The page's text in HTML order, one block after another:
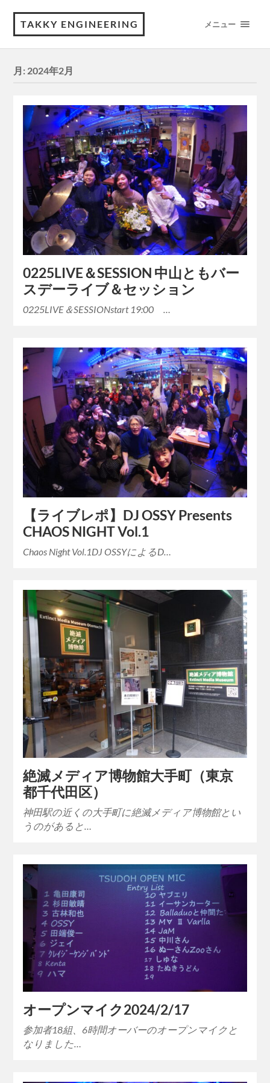
TAKKY ENGINEERING メニュー
月: 2024年2月
0225LIVE＆SESSION 中山ともバー
スデーライブ＆セッション
0225LIVE＆SESSIONstart 19:00 …
【ライブレポ】DJ OSSY Presents
CHAOS NIGHT Vol.1
Chaos Night Vol.1DJ OSSYによるD…
絶滅メディア博物館大手町（東京
都千代田区）
神田駅の近くの大手町に絶滅メディア博物館とい
うのがあると…
オープンマイク2024/2/17
参加者18組、6時間オーバーのオープンマイクと
なりました…